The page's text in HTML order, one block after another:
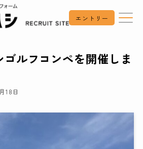
エントリー
ゴルフコンペを開催しま
18日